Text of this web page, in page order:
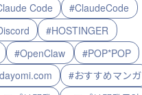
Code
#ClaudeCode
#HOSTINGER
#OpenClaw
#POP*POP
#おすすめマンガ